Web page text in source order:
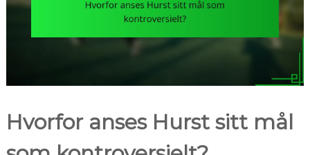
Hvorfor anses Hurst sitt mål